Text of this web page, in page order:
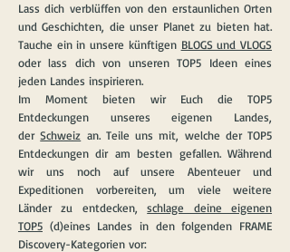
Lass dich verblüffen von den erstaunlichen Orten
und Geschichten, die unser Planet zu bieten hat.
Tauche ein in unsere künftigen BLOGS und VLOGS
oder lass dich von unseren TOP5 Ideen eines
jeden Landes inspirieren.
Im Moment bieten wir Euch die TOP5
Entdeckungen unseres eigenen Landes,
derSchweiz an. Teile uns mit, welche der TOP5
Entdeckungen dir am besten gefallen. Während
wir uns noch auf unsere Abenteuer und
Expeditionen vorbereiten, um viele weitere
Länder zu entdecken,schlage deine eigenen
TOP5 (d)eines Landes in den folgenden FRAME
Discovery-Kategorien vor: